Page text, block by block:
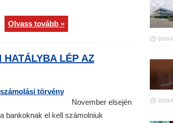
Olvass tovább »
HATÁLYBA LÉP AZ
November elsején
bankoknak el kell számolniuk
2026-
2026-